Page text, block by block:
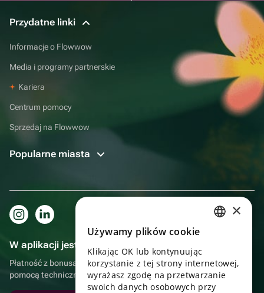
Przydatne linki
Informacje o Flowwow
Media i programy partnerskie
Kariera
Centrum pomocy
Sprzedaj na Flowwow
Popularne miasta
W aplikacji jest to jeszcze wygodniejsze!
Płatność z bonusami, samodzielna dostawa, wygodny czat z
pomocą techniczną
UKRAINIAN
×
Używamy plików cookie
Klikając OK lub kontynuując
korzystanie z tej strony internetowej,
wyrażasz zgodę na przetwarzanie
swoich danych osobowych przy